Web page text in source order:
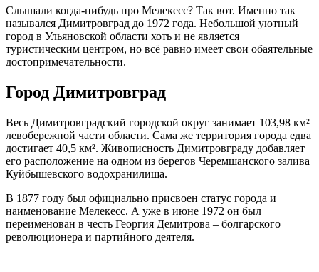
Слышали когда-нибудь про Мелекесс? Так вот. Именно так
назывался Димитровград до 1972 года. Небольшой уютный
город в Ульяновской области хоть и не является
туристическим центром, но всё равно имеет свои обаятельные
достопримечательности.
Город Димитровград
Весь Димитровградский городской округ занимает 103,98 км²
левобережной части области. Сама же территория города едва
достигает 40,5 км². Живописность Димитровграду добавляет
его расположение на одном из берегов Черемшанского залива
Куйбышевского водохранилища.
В 1877 году был официально присвоен статус города и
наименование Мелекесс. А уже в июне 1972 он был
переименован в честь Георгия Демитрова – болгарского
революционера и партийного деятеля.